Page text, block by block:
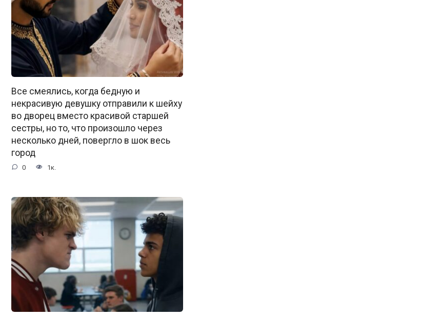
Все смеялись, когда бедную и
некрасивую девушку отправили к шейху
во дворец вместо красивой старшей
сестры, но то, что произошло через
несколько дней, повергло в шок весь
город
0 1к.